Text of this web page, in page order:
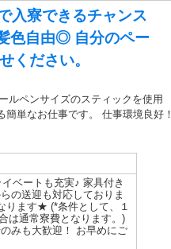
入寮できるチャンス
色自由◎ 自分のペー
ください。
ルペンサイズのスティックを使用
単なお仕事です。 仕事環境良好！
ベートも充実♪ 家具付き
の送迎も対応しておりま
ります★ (*条件として、１
は通常寮費となります。)
みも大歓迎！ お早めにご